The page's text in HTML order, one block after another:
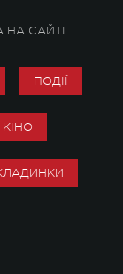
НА САЙТІ
ПОДІЇ
КІНО